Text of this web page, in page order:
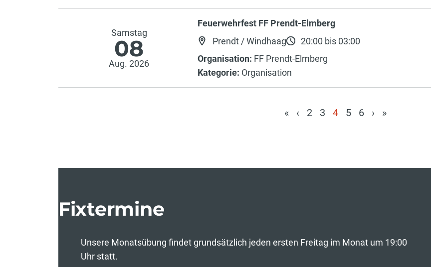
Samstag
08
Aug. 2026
Feuerwehrfest FF Prendt-Elmberg
Prendt / Windhaag
20:00 bis 03:00
Organisation: FF Prendt-Elmberg
Kategorie: Organisation
« ‹ 2 3 4 5 6 › »
Fixtermine
Unsere Monatsübung findet grundsätzlich jeden ersten Freitag im Monat um 19:00
Uhr statt.